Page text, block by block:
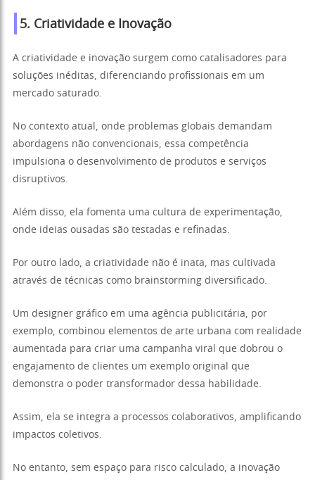
5. Criatividade e Inovação
A criatividade e inovação surgem como catalisadores para
soluções inéditas, diferenciando profissionais em um
mercado saturado.
No contexto atual, onde problemas globais demandam
abordagens não convencionais, essa competência
impulsiona o desenvolvimento de produtos e serviços
disruptivos.
Além disso, ela fomenta uma cultura de experimentação,
onde ideias ousadas são testadas e refinadas.
Por outro lado, a criatividade não é inata, mas cultivada
através de técnicas como brainstorming diversificado.
Um designer gráfico em uma agência publicitária, por
exemplo, combinou elementos de arte urbana com realidade
aumentada para criar uma campanha viral que dobrou o
engajamento de clientes um exemplo original que
demonstra o poder transformador dessa habilidade.
Assim, ela se integra a processos colaborativos, amplificando
impactos coletivos.
No entanto, sem espaço para risco calculado, a inovação